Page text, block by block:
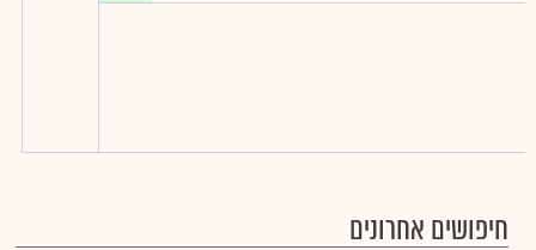
חיפושים אחרונים